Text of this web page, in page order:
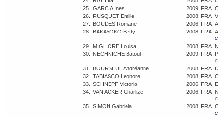
25.
GARCIA Ines 2009 FRA
26.
RUSQUET Emilie 2008 FRA
27.
BOUDES Romane 2006 FRA
28.
BAKAYOKO Betty 2008 FRA
29. MIGLIORE Louisa 2008 FRA
30.
NECHNICHE Batoul 2009 FRA
31. BOURSEUL Andréanne 2008 FRA
32.
TABIASCO Leonore 2008 FRA
33.
SCHNEPF Victoria 2006 FRA
34.
VAN ACKER Charlize 2006 FRA
35. SIMON Gabriela 2008 FRA